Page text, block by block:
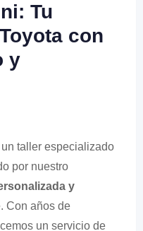
Tu
con
y
un taller especializado
por nuestro
y
Con años de
un servicio de